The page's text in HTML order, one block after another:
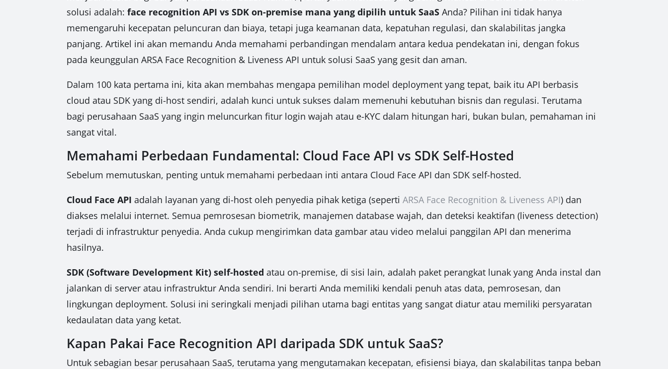
solusi adalah:face recognition API vs SDK on-premise mana yang dipilih untuk SaaS Anda? Pilihan ini tidak hanya
memengaruhi kecepatan peluncuran dan biaya, tetapi juga keamanan data, kepatuhan regulasi, dan skalabilitas jangka
panjang. Artikel ini akan memandu Anda memahami perbandingan mendalam antara kedua pendekatan ini, dengan fokus
pada keunggulan ARSA Face Recognition & Liveness API untuk solusi SaaS yang gesit dan aman.
Dalam 100 kata pertama ini, kita akan membahas mengapa pemilihan model deployment yang tepat, baik itu API berbasis
cloud atau SDK yang di-host sendiri, adalah kunci untuk sukses dalam memenuhi kebutuhan bisnis dan regulasi. Terutama
bagi perusahaan SaaS yang ingin meluncurkan fitur login wajah atau e-KYC dalam hitungan hari, bukan bulan, pemahaman ini
sangat vital.
Memahami Perbedaan Fundamental: Cloud Face API vs SDK Self-Hosted
Sebelum memutuskan, penting untuk memahami perbedaan inti antara Cloud Face API dan SDK self-hosted.
Cloud Face API adalah layanan yang di-host oleh penyedia pihak ketiga (sepertiARSA Face Recognition & Liveness API) dan
diakses melalui internet. Semua pemrosesan biometrik, manajemen database wajah, dan deteksi keaktifan (liveness detection)
terjadi di infrastruktur penyedia. Anda cukup mengirimkan data gambar atau video melalui panggilan API dan menerima
hasilnya.
SDK (Software Development Kit) self-hosted atau on-premise, di sisi lain, adalah paket perangkat lunak yang Anda instal dan
jalankan di server atau infrastruktur Anda sendiri. Ini berarti Anda memiliki kendali penuh atas data, pemrosesan, dan
lingkungan deployment. Solusi ini seringkali menjadi pilihan utama bagi entitas yang sangat diatur atau memiliki persyaratan
kedaulatan data yang ketat.
Kapan Pakai Face Recognition API daripada SDK untuk SaaS?
Untuk sebagian besar perusahaan SaaS, terutama yang mengutamakan kecepatan, efisiensi biaya, dan skalabilitas tanpa beban